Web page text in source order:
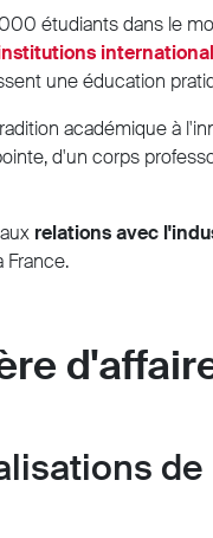
étudiants dans le
une éducation
académique à
d'un corps
relations avec
France.
de